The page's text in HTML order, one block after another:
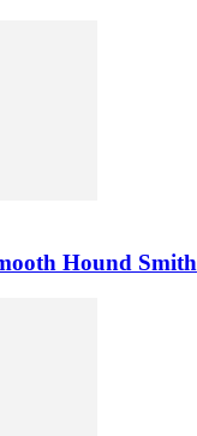
Hound Smith